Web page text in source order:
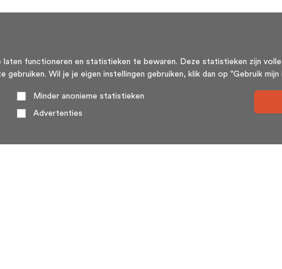
functioneren en statistieken te bewaren. Deze statistieken zijn
Wil je je eigen instellingen gebruiken, klik dan op "Gebruik mijn
Minder anonieme statistieken
Advertenties